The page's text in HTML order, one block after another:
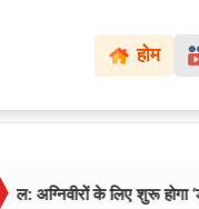
होम
शुरू होगा ‘ड्रोन